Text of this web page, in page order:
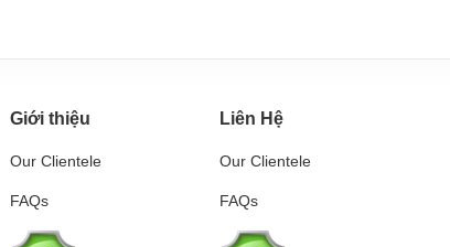
Giới thiệu
Our Clientele
FAQs
Liên Hệ
Our Clientele
FAQs